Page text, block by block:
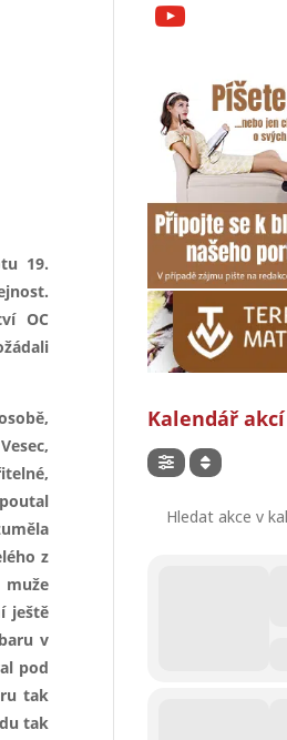
19.
OC
z
muže
ještě
v
pod
tak
tak
youtube
Kalendář akcí